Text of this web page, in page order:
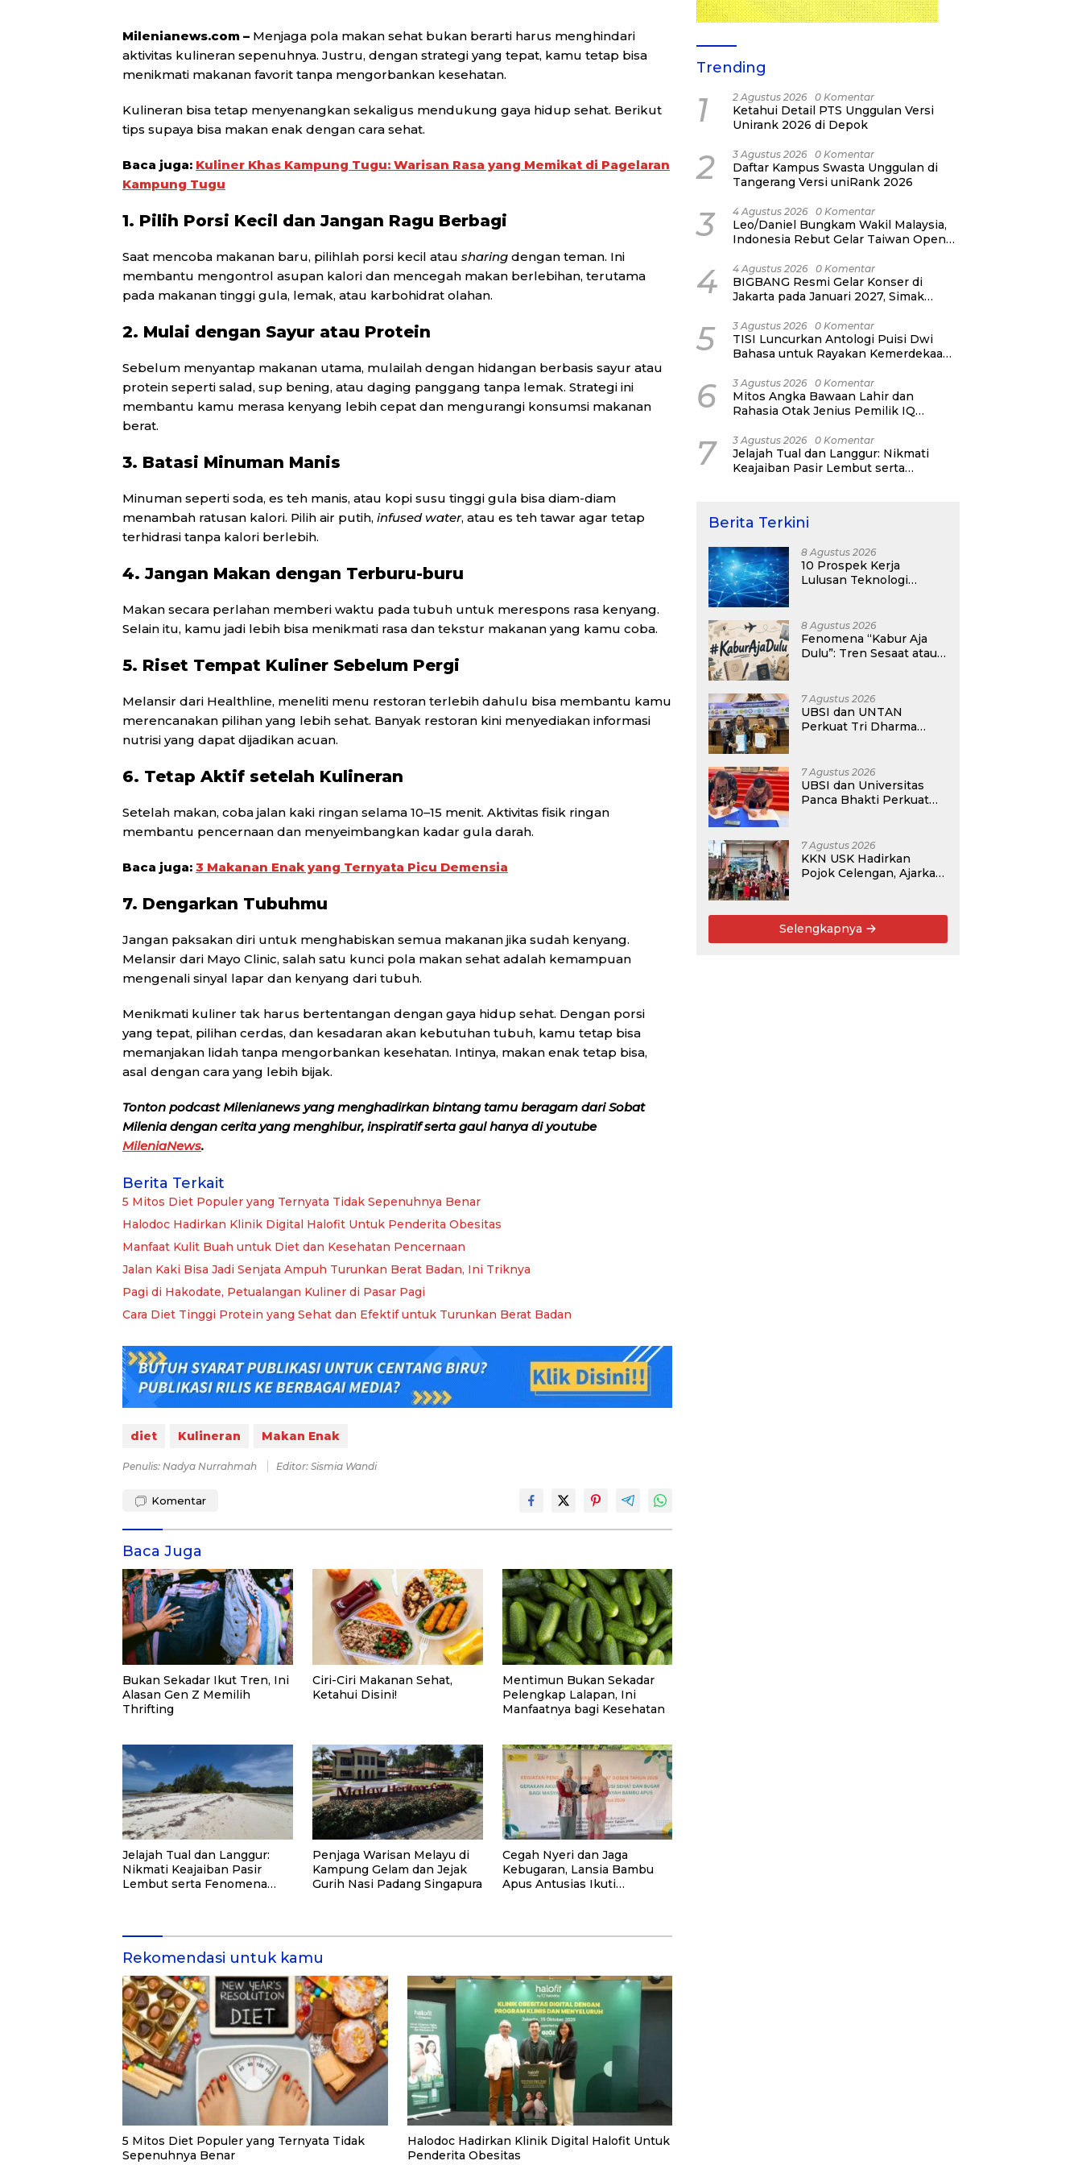
Milenianews.com – Menjaga pola makan sehat bukan berarti harus menghindari
aktivitas kulineran sepenuhnya. Justru, dengan strategi yang tepat, kamu tetap bisa
menikmati makanan favorit tanpa mengorbankan kesehatan.
Kulineran bisa tetap menyenangkan sekaligus mendukung gaya hidup sehat. Berikut
tips supaya bisa makan enak dengan cara sehat.
Baca juga: Kuliner Khas Kampung Tugu: Warisan Rasa yang Memikat di Pagelaran
Kampung Tugu
1. Pilih Porsi Kecil dan Jangan Ragu Berbagi
Saat mencoba makanan baru, pilihlah porsi kecil atau sharing dengan teman. Ini
membantu mengontrol asupan kalori dan mencegah makan berlebihan, terutama
pada makanan tinggi gula, lemak, atau karbohidrat olahan.
2. Mulai dengan Sayur atau Protein
Sebelum menyantap makanan utama, mulailah dengan hidangan berbasis sayur atau
protein seperti salad, sup bening, atau daging panggang tanpa lemak. Strategi ini
membantu kamu merasa kenyang lebih cepat dan mengurangi konsumsi makanan
berat.
3. Batasi Minuman Manis
Minuman seperti soda, es teh manis, atau kopi susu tinggi gula bisa diam-diam
menambah ratusan kalori. Pilih air putih, infused water, atau es teh tawar agar tetap
terhidrasi tanpa kalori berlebih.
4. Jangan Makan dengan Terburu-buru
Makan secara perlahan memberi waktu pada tubuh untuk merespons rasa kenyang.
Selain itu, kamu jadi lebih bisa menikmati rasa dan tekstur makanan yang kamu coba.
5. Riset Tempat Kuliner Sebelum Pergi
Melansir dari Healthline, meneliti menu restoran terlebih dahulu bisa membantu kamu
merencanakan pilihan yang lebih sehat. Banyak restoran kini menyediakan informasi
nutrisi yang dapat dijadikan acuan.
6. Tetap Aktif setelah Kulineran
Setelah makan, coba jalan kaki ringan selama 10–15 menit. Aktivitas fisik ringan
membantu pencernaan dan menyeimbangkan kadar gula darah.
Baca juga: 3 Makanan Enak yang Ternyata Picu Demensia
7. Dengarkan Tubuhmu
Jangan paksakan diri untuk menghabiskan semua makanan jika sudah kenyang.
Melansir dari Mayo Clinic, salah satu kunci pola makan sehat adalah kemampuan
mengenali sinyal lapar dan kenyang dari tubuh.
Menikmati kuliner tak harus bertentangan dengan gaya hidup sehat. Dengan porsi
yang tepat, pilihan cerdas, dan kesadaran akan kebutuhan tubuh, kamu tetap bisa
memanjakan lidah tanpa mengorbankan kesehatan. Intinya, makan enak tetap bisa,
asal dengan cara yang lebih bijak.
Tonton podcast Milenianews yang menghadirkan bintang tamu beragam dari Sobat
Milenia dengan cerita yang menghibur, inspiratif serta gaul hanya di youtube
MileniaNews.
Berita Terkait
5 Mitos Diet Populer yang Ternyata Tidak Sepenuhnya Benar
Halodoc Hadirkan Klinik Digital Halofit Untuk Penderita Obesitas
Manfaat Kulit Buah untuk Diet dan Kesehatan Pencernaan
Jalan Kaki Bisa Jadi Senjata Ampuh Turunkan Berat Badan, Ini Triknya
Pagi di Hakodate, Petualangan Kuliner di Pasar Pagi
Cara Diet Tinggi Protein yang Sehat dan Efektif untuk Turunkan Berat Badan
diet Kulineran Makan Enak
Penulis: Nadya Nurrahmah Editor: Sismia Wandi
Komentar
Baca Juga
Bukan Sekadar Ikut Tren, Ini
Alasan Gen Z Memilih
Thrifting
Ciri-Ciri Makanan Sehat,
Ketahui Disini!
Mentimun Bukan Sekadar
Pelengkap Lalapan, Ini
Manfaatnya bagi Kesehatan
Jelajah Tual dan Langgur:
Nikmati Keajaiban Pasir
Lembut serta Fenomena
Penjaga Warisan Melayu di
Kampung Gelam dan Jejak
Gurih Nasi Padang Singapura
Cegah Nyeri dan Jaga
Kebugaran, Lansia Bambu
Apus Antusias Ikuti
Rekomendasi untuk kamu
5 Mitos Diet Populer yang Ternyata Tidak
Sepenuhnya Benar
Halodoc Hadirkan Klinik Digital Halofit Untuk
Penderita Obesitas
Trending
1 2 Agustus 2026 0 Komentar
Ketahui Detail PTS Unggulan Versi
Unirank 2026 di Depok
2 3 Agustus 2026 0 Komentar
Daftar Kampus Swasta Unggulan di
Tangerang Versi uniRank 2026
3 4 Agustus 2026 0 Komentar
Leo/Daniel Bungkam Wakil Malaysia,
Indonesia Rebut Gelar Taiwan Open
4 4 Agustus 2026 0 Komentar
BIGBANG Resmi Gelar Konser di
Jakarta pada Januari 2027, Simak
5 3 Agustus 2026 0 Komentar
TISI Luncurkan Antologi Puisi Dwi
Bahasa untuk Rayakan Kemerdekaan
6 3 Agustus 2026 0 Komentar
Mitos Angka Bawaan Lahir dan
Rahasia Otak Jenius Pemilik IQ
7 3 Agustus 2026 0 Komentar
Jelajah Tual dan Langgur: Nikmati
Keajaiban Pasir Lembut serta
Berita Terkini
8 Agustus 2026
10 Prospek Kerja
Lulusan Teknologi
Kompetitif di Era Digital
8 Agustus 2026
Fenomena “Kabur Aja
Dulu”: Tren Sesaat atau
Depan?
7 Agustus 2026
UBSI dan UNTAN
Perkuat Tri Dharma
7 Agustus 2026
UBSI dan Universitas
Panca Bhakti Perkuat
7 Agustus 2026
KKN USK Hadirkan
Pojok Celengan, Ajarkan
Selengkapnya